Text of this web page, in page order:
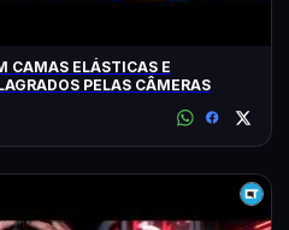
CAMAS ELÁSTICAS E
PELAS CÂMERAS